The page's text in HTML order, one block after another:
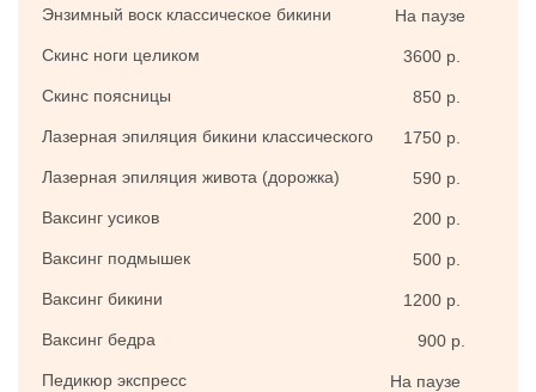
Энзимный воск классическое бикини На паузе
Скинс ноги целиком 3600 р.
Скинс поясницы 850 р.
Лазерная эпиляция бикини классического 1750 р.
Лазерная эпиляция живота (дорожка) 590 р.
Ваксинг усиков 200 р.
Ваксинг подмышек 500 р.
Ваксинг бикини 1200 р.
Ваксинг бедра 900 р.
Педикюр экспресс На паузе